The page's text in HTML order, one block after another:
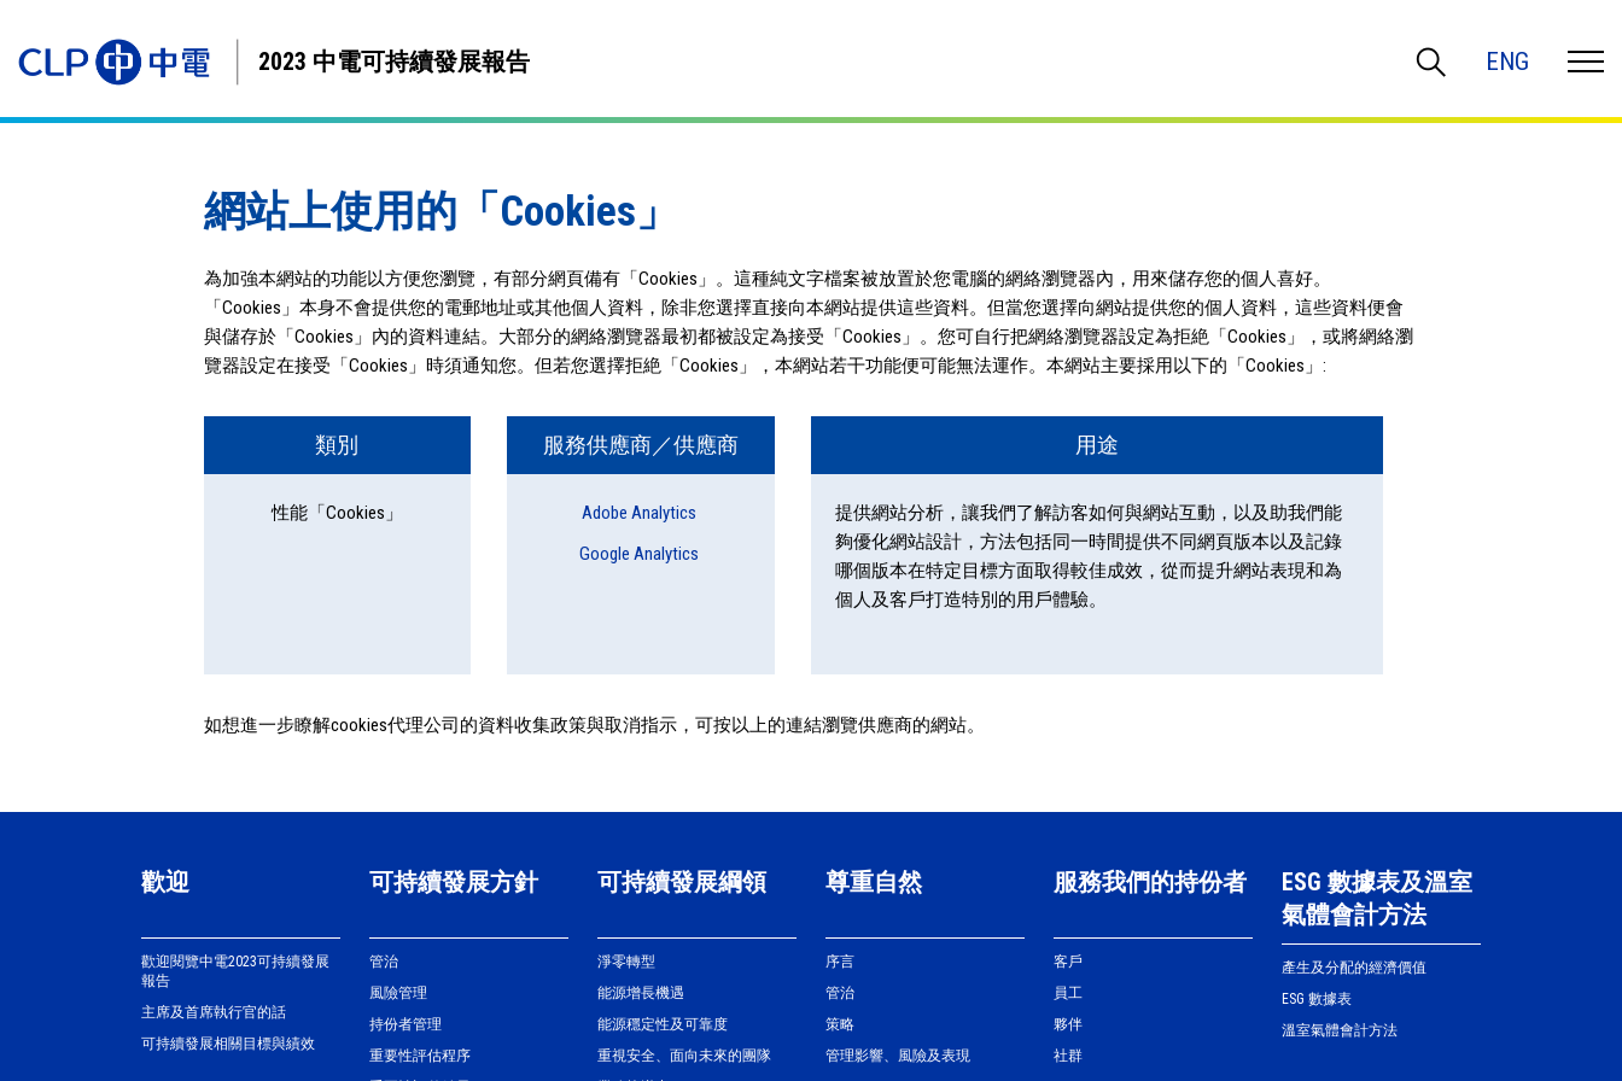
2023 中電可持續發展報告 ENG
網站上使用的「Cookies」
為加強本網站的功能以方便您瀏覽，有部分網頁備有「Cookies」。這種純文字檔案被放置於您電腦的網絡瀏覽器內，用來儲存您的個人喜好。
「Cookies」本身不會提供您的電郵地址或其他個人資料，除非您選擇直接向本網站提供這些資料。但當您選擇向網站提供您的個人資料，這些資料便會
與儲存於「Cookies」內的資料連結。大部分的網絡瀏覽器最初都被設定為接受「Cookies」。您可自行把網絡瀏覽器設定為拒絶「Cookies」，或將網絡瀏
覽器設定在接受「Cookies」時須通知您。但若您選擇拒絶「Cookies」，本網站若干功能便可能無法運作。本網站主要採用以下的「Cookies」:
類別
性能「Cookies」
服務供應商／供應商
Adobe Analytics
Google Analytics
用途
提供網站分析，讓我們了解訪客如何與網站互動，以及助我們能
夠優化網站設計，方法包括同一時間提供不同網頁版本以及記錄
哪個版本在特定目標方面取得較佳成效，從而提升網站表現和為
個人及客戶打造特別的用戶體驗。
如想進一步瞭解cookies代理公司的資料收集政策與取消指示，可按以上的連結瀏覽供應商的網站。
歡迎
歡迎閱覽中電2023可持續發展
報告
主席及首席執行官的話
可持續發展相關目標與績效
可持續發展方針
管治
風險管理
持份者管理
重要性評估程序
可持續發展綱領
淨零轉型
能源增長機遇
能源穩定性及可靠度
重視安全、面向未來的團隊
尊重自然
序言
管治
策略
管理影響、風險及表現
服務我們的持份者
客戶
員工
夥伴
社群
ESG 數據表及溫室
氣體會計方法
產生及分配的經濟價值
ESG 數據表
溫室氣體會計方法